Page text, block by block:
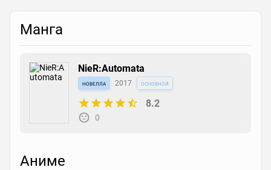
Манга
NieR:Automata
новелла 2017 основной
8.2
0
Аниме